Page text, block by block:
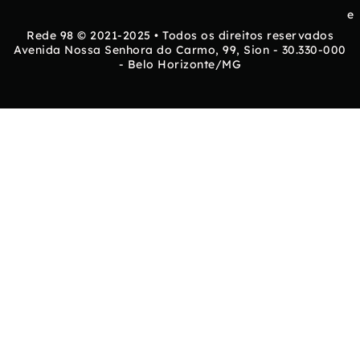
e
Rede 98 © 2021-2025 • Todos os direitos reservados
Avenida Nossa Senhora do Carmo, 99, Sion - 30.330-000
- Belo Horizonte/MG